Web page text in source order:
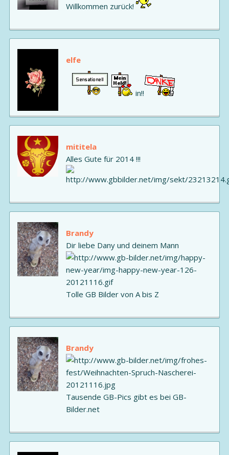
Willkommen zurück!
elfe
in!!
mititela
Alles Gute für 2014 !!!
Brandy
Dir liebe Dany und deinem Mann
Tolle GB Bilder von A bis Z
Brandy
Tausende GB-Pics gibt es bei GB-
Bilder.net